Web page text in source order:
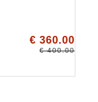
€ 360.00
€ 400.00